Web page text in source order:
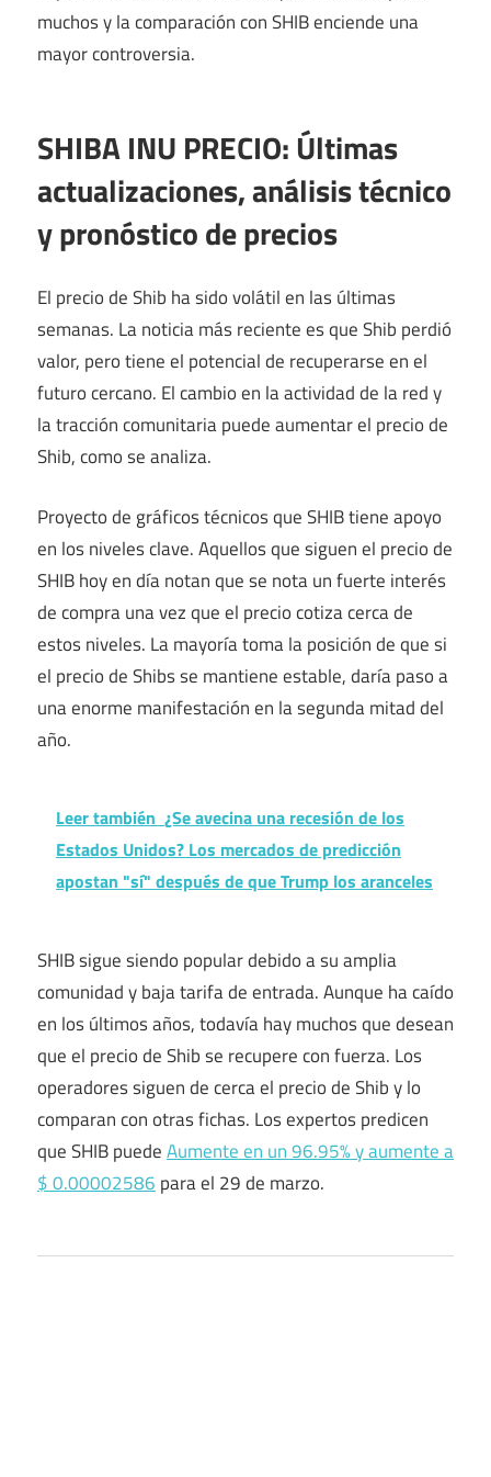
muchos y la comparación con SHIB enciende una
mayor controversia.
SHIBA INU PRECIO: Últimas
actualizaciones, análisis técnico
y pronóstico de precios
El precio de Shib ha sido volátil en las últimas
semanas. La noticia más reciente es que Shib perdió
valor, pero tiene el potencial de recuperarse en el
futuro cercano. El cambio en la actividad de la red y
la tracción comunitaria puede aumentar el precio de
Shib, como se analiza.
Proyecto de gráficos técnicos que SHIB tiene apoyo
en los niveles clave. Aquellos que siguen el precio de
SHIB hoy en día notan que se nota un fuerte interés
de compra una vez que el precio cotiza cerca de
estos niveles. La mayoría toma la posición de que si
el precio de Shibs se mantiene estable, daría paso a
una enorme manifestación en la segunda mitad del
año.
Leer también ¿Se avecina una recesión de los
Estados Unidos? Los mercados de predicción
apostan "sí" después de que Trump los aranceles
SHIB sigue siendo popular debido a su amplia
comunidad y baja tarifa de entrada. Aunque ha caído
en los últimos años, todavía hay muchos que desean
que el precio de Shib se recupere con fuerza. Los
operadores siguen de cerca el precio de Shib y lo
comparan con otras fichas. Los expertos predicen
que SHIB puedeAumente en un 96.95% y aumente a
$ 0.00002586 para el 29 de marzo.